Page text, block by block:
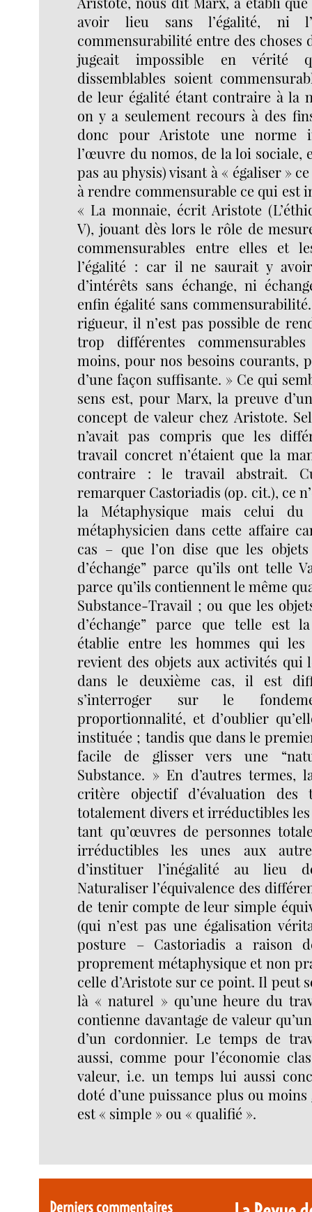
avoir lieu sans l’égalité, ni
commensurabilité entre des choses
jugeait impossible en vérité
dissemblables soient
de leur égalité étant contraire à la
on y a seulement recours à des
donc pour Aristote une norme
l’œuvre du nomos, de la loi sociale,
pas au physis) visant à « égaliser »
à rendre commensurable ce qui est
« La monnaie, écrit Aristote
V), jouant dès lors le rôle de
commensurables entre elles et
l’égalité : car il ne saurait y
d’intérêts sans échange, ni
enfin égalité sans
rigueur, il n’est pas possible de
trop différentes
moins, pour nos besoins courants,
d’une façon suffisante. » Ce qui
sens est, pour Marx, la preuve
concept de valeur chez Aristote.
n’avait pas compris que les
travail concret n’étaient que la
contraire : le travail abstrait.
remarquer Castoriadis (op. cit.), ce
la Métaphysique mais celui
métaphysicien dans cette affaire
cas – que l’on dise que les
d’échange” parce qu’ils ont telle
parce qu’ils contiennent le même
Substance-Travail ; ou que les
d’échange” parce que telle est
établie entre les hommes qui
revient des objets aux activités qui
dans le deuxième cas, il est
s’interroger sur le
proportionnalité, et d’oublier
instituée ; tandis que dans le
facile de glisser vers une
Substance. » En d’autres termes,
critère objectif d’évaluation
totalement divers et irréductibles
tant qu’œuvres de personnes
irréductibles les unes aux
d’instituer l’inégalité au lieu
Naturaliser l’équivalence des
de tenir compte de leur simple
(qui n’est pas une égalisation
posture – Castoriadis a raison
proprement métaphysique et non
celle d’Aristote sur ce point. Il peut
là « naturel » qu’une heure du
contienne davantage de valeur
d’un cordonnier. Le temps de
aussi, comme pour l’économie
valeur, i.e. un temps lui aussi
doté d’une puissance plus ou
est « simple » ou « qualifié ».
Derniers commentaires